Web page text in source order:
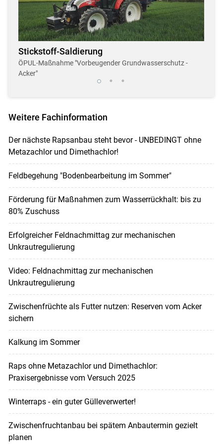
Stickstoff-Saldierung
ÖPUL-Maßnahme "Vorbeugender Grundwasserschutz -
Acker"
Weitere Fachinformation
Der nächste Rapsanbau steht bevor - UNBEDINGT ohne
Metazachlor und Dimethachlor!
Feldbegehung "Bodenbearbeitung im Sommer"
Förderung für Maßnahmen zum Wasserrückhalt: bis zu
80% Zuschuss
Erfolgreicher Feldnachmittag zur mechanischen
Unkrautregulierung
Video: Feldnachmittag zur mechanischen
Unkrautregulierung
Zwischenfrüchte als Futter nutzen: Reserven vom Acker
sichern
Kalkung im Sommer
Raps ohne Metazachlor und Dimethachlor:
Praxisergebnisse vom Versuch 2025
Winterraps - ein guter Gülleverwerter!
Zwischenfruchtanbau bei spätem Anbautermin gezielt
planen